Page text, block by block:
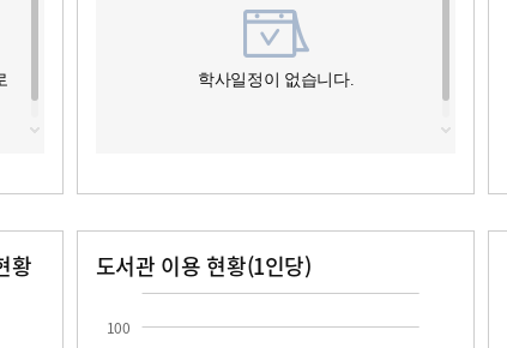
학사일정이 없습니다.
황 도서관 이용 현황(1인당)
100